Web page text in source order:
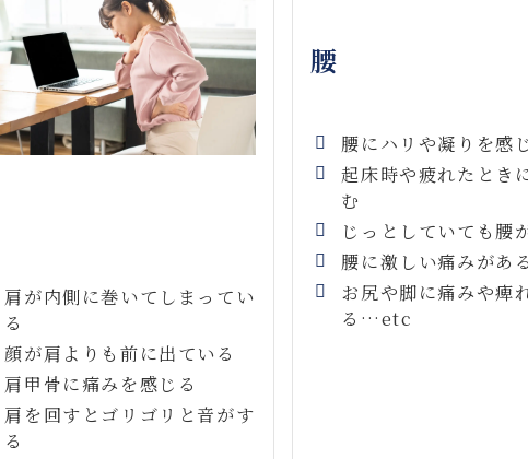
肩が内側に巻いてしまってい
る
顔が肩よりも前に出ている
肩甲骨に痛みを感じる
肩を回すとゴリゴリと音がす
る
腰
腰にハリや凝りを感
起床時や疲れたとき
む
じっとしていても腰
腰に激しい痛みがある
お尻や脚に痛みや痺
る…etc